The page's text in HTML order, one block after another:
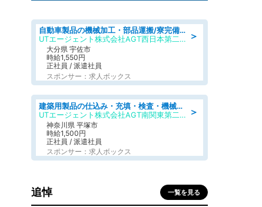
＞
自動車製品の機械加工・部品運搬/寮完備/日払い/工場・製造
UTエージェント株式会社AGT西日本第二CU
大分県 宇佐市
時給1,550円
正社員 / 派遣社員
スポンサー：求人ボックス
＞
建築用製品の仕込み・充填・検査・機械操作/寮完備/日払い/工場・製造
UTエージェント株式会社AGT南関東第二CU
神奈川県 平塚市
時給1,500円
正社員 / 派遣社員
スポンサー：求人ボックス
追悼 一覧を見る